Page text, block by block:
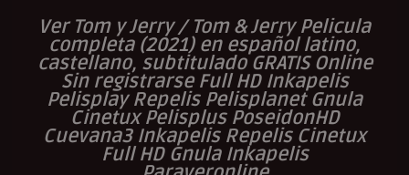
Ver Tom y Jerry / Tom & Jerry Pelicula
completa (2021) en español latino,
castellano, subtitulado GRATIS Online
Sin registrarse Full HD Inkapelis
Pelisplay Repelis Pelisplanet Gnula
Cinetux Pelisplus PoseidonHD
Cuevana3 Inkapelis Repelis Cinetux
Full HD Gnula Inkapelis